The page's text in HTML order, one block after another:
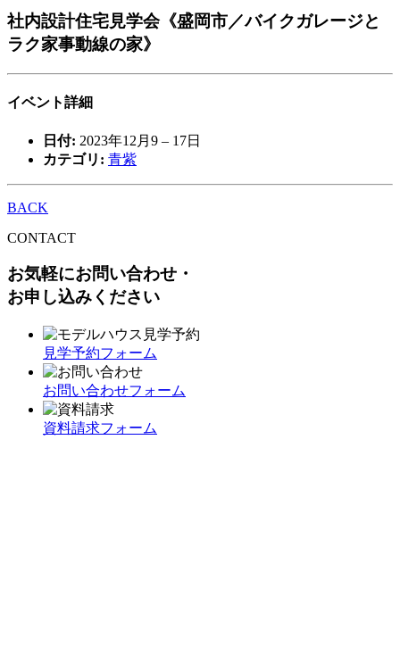
社内設計住宅見学会《盛岡市／バイクガレージと
ラク家事動線の家》
イベント詳細
日付: 2023年12月9 – 17日
カテゴリ: 青紫
BACK
CONTACT
お気軽にお問い合わせ・
お申し込みください
見学予約フォーム
お問い合わせフォーム
資料請求フォーム